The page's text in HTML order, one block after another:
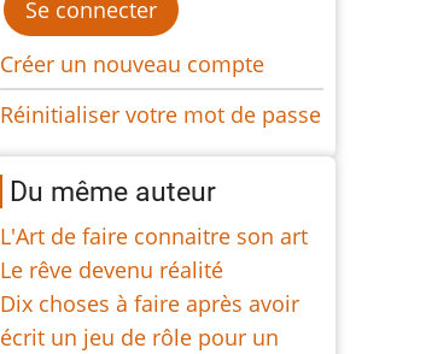
Créer un nouveau compte
Réinitialiser votre mot de passe
Du même auteur
L'Art de faire connaitre son art
Le rêve devenu réalité
Dix choses à faire après avoir
écrit un jeu de rôle pour un